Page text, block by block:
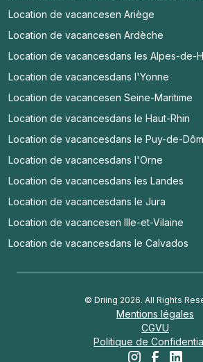
Location de vacancesen Ariège
Location de vacancesen Ardèche
Location de vacancesdans les Alpes-de-
Location de vacancesdans l'Yonne
Location de vacancesen Seine-Maritime
Location de vacancesdans le Haut-Rhin
Location de vacancesdans le Puy-de-
Location de vacancesdans l'Orne
Location de vacancesdans les Landes
Location de vacancesdans le Jura
Location de vacancesen Ille-et-Vilaine
Location de vacancesdans le Calvados
© Driing 2026. All Rights
Mentions légales
CGVU
Politique de